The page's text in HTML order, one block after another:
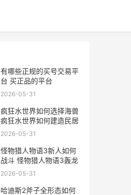
有哪些正规的买号交易平
台 买正品的平台
2026-05-31
疯狂水世界如何选择海兽
疯狂水世界如何建造民居
2026-05-31
怪物猎人物语3新人如何
战斗 怪物猎人物语3轰龙
2026-05-31
哈迪斯2斧子全形态如何